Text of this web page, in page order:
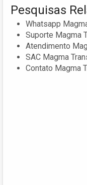
Pesquisas
Whatsapp
Suporte Magma
Atendimento
SAC Magma
Contato Magma